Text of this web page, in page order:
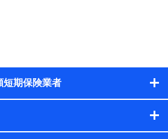
コモが提供する保険関連サービスに
よび管理のため
コモと取引のあるもしくは委託を受
社、株式会社NTTドコモおよび提携
提供するため
・嗜好・傾向に応じたサービス・商
短期保険業者